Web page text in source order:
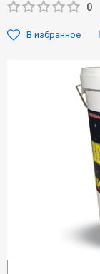
0
В избранное